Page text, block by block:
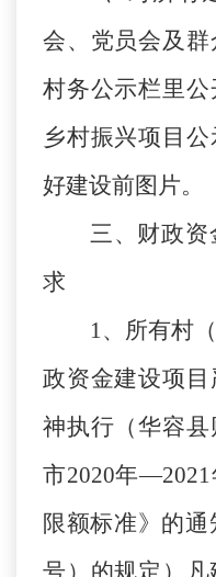
会、党员会及
村务公示栏里公
乡村振兴项目
好建设前图片。
三、财政
求
1、所有村
政资金建设项
神执行（华容
市2020年
限额标准》的
号）的规定）